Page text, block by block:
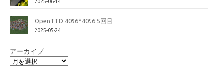
2025-06-14
OpenTTD 4096*4096 5回目
2025-05-24
アーカイブ